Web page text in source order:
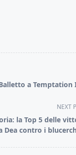
a Temptation
NEXT
la Top 5 delle
Dea contro i